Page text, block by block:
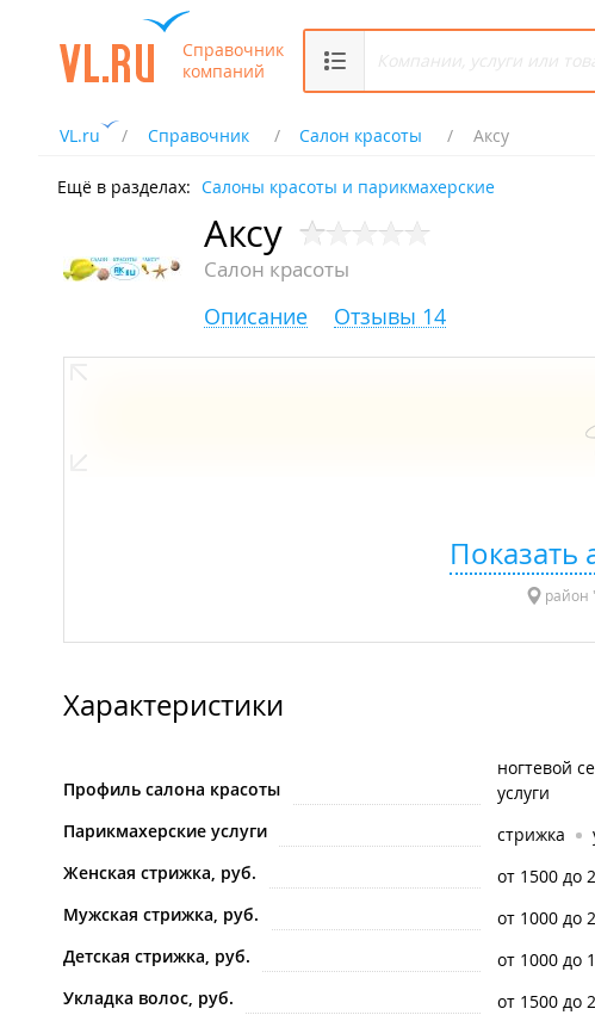
Справочник
компаний
VL.ru Справочник Салон красоты Аксу
Ещё в разделах: Салоны красоты и парикмахерские
Аксу
Салон красоты
Описание Отзывы 14
Показать
район
Характеристики
Профиль салона красоты
ногтевой
услуги
Парикмахерские услуги
стрижка
Женская стрижка, руб.
от 1500 до
Мужская стрижка, руб.
от 1000 до
Детская стрижка, руб.
от 1000 до
Укладка волос, руб.
от 1500 до